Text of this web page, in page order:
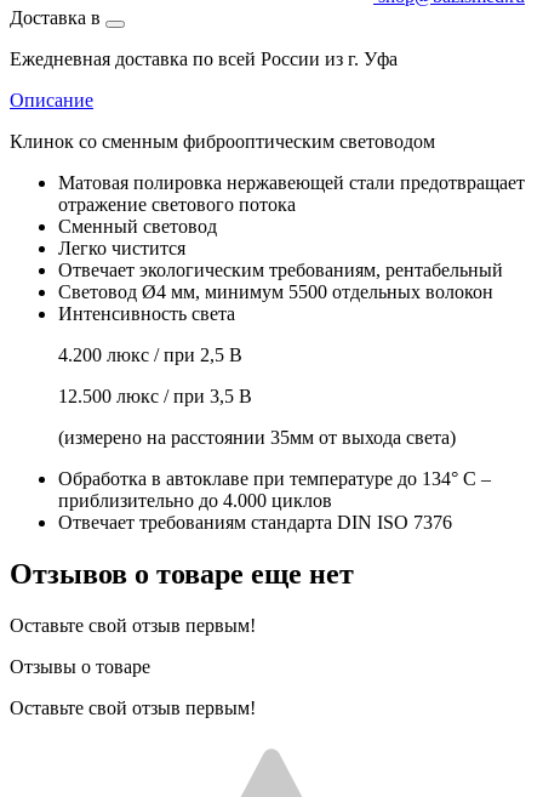
Доставка в
Ежедневная доставка по всей России из г. Уфа
Описание
Клинок со сменным фиброоптическим световодом
Матовая полировка нержавеющей стали предотвращает
отражение светового потока
Сменный световод
Легко чистится
Отвечает экологическим требованиям, рентабельный
Световод Ø4 мм, минимум 5500 отдельных волокон
Интенсивность света
4.200 люкс / при 2,5 B
12.500 люкс / при 3,5 B
(измерено на расстоянии 35мм от выхода света)
Обработка в автоклаве при температуре до 134° C –
приблизительно до 4.000 циклов
Отвечает требованиям стандарта DIN ISO 7376
Отзывов о товаре еще нет
Оставьте свой отзыв первым!
Отзывы о товаре
Оставьте свой отзыв первым!